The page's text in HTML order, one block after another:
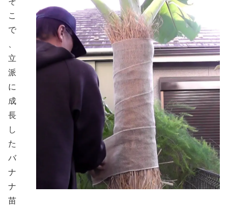
こ
で
立
派
に
成
長
し
た
バ
ナ
ナ
苗